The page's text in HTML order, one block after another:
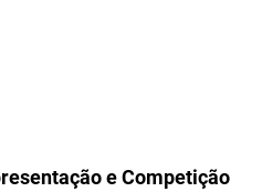
e Competição